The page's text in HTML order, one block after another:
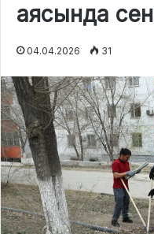
аясында
04.04.2026 31